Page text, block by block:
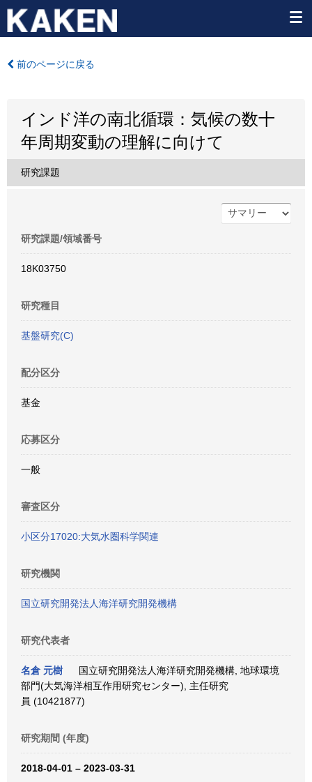
前のページに戻る
インド洋の南北循環：気候の数十
年周期変動の理解に向けて
研究課題
研究課題/領域番号
18K03750
研究種目
基盤研究(C)
配分区分
基金
応募区分
一般
審査区分
小区分17020:大気水圏科学関連
研究機関
国立研究開発法人海洋研究開発機構
研究代表者
名倉 元樹
国立研究開発法人海洋研究開発機構, 地球環境
部門(大気海洋相互作用研究センター), 主任研究
員 (10421877)
研究期間 (年度)
2018-04-01 – 2023-03-31